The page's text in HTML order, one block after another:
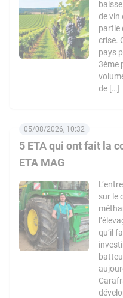
de vin
partie
crise.
pays
3ème
de […]
5 ETA qui ont fait la
ETA MAG
05/08/2026, 10:32
sur le
qu’il